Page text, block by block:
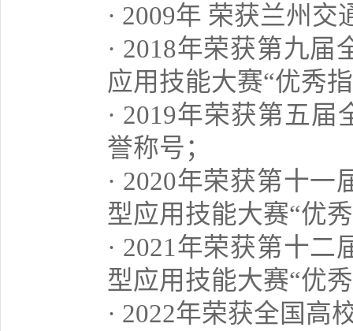
· 2009年 荣获兰州
· 2018年荣获第九
应用技能大赛“优秀
· 2019年荣获第五
誉称号；
· 2020年荣获第十
型应用技能大赛“优
· 2021年荣获第十
型应用技能大赛“优
· 2022年荣获全国高